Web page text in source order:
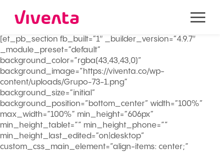
[et_pb_section fb_built=”1″ _builder_version=”4.9.7″
_module_preset=”default”
background_color=”rgba(43,43,43,0)”
background_image=”https://viventa.co/wp-
content/uploads/Grupo-73-1.png”
background_size=”initial”
background_position=”bottom_center” width=”100%”
max_width=”100%” min_height=”606px”
min_height_tablet=”” min_height_phone=””
min_height_last_edited=”on|desktop”
custom_css_main_element=”align-items: center;”